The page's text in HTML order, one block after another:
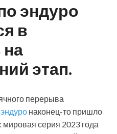
эндуро
в
этап.
перерыва
наконец-то пришло
мировая серия 2023 года